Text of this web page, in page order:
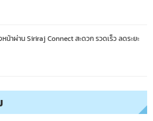
น้าผ่าน Siriraj Connect สะดวก รวดเร็ว ลดระยะ